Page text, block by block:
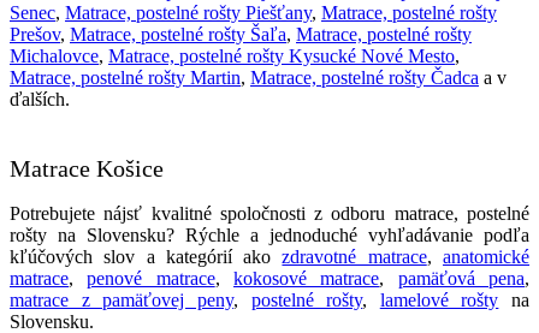
Senec, Matrace, postelné rošty Piešťany, Matrace, postelné rošty
Prešov, Matrace, postelné rošty Šaľa, Matrace, postelné rošty
Michalovce, Matrace, postelné rošty Kysucké Nové Mesto,
Matrace, postelné rošty Martin, Matrace, postelné rošty Čadca a v
ďalších.
Matrace Košice
Potrebujete nájsť kvalitné spoločnosti z odboru matrace, postelné
rošty na Slovensku? Rýchle a jednoduché vyhľadávanie podľa
kľúčových slov a kategórií akozdravotné matrace,anatomické
matrace,penové matrace,kokosové matrace, pamäťová pena,
matrace z pamäťovej peny, postelné rošty, lamelové rošty na
Slovensku.